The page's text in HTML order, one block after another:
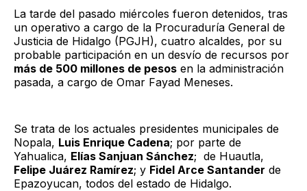
La tarde del pasado miércoles fueron detenidos, tras
un operativo a cargo de la Procuraduría General de
Justicia de Hidalgo (PGJH), cuatro alcaldes, por su
probable participación en un desvío de recursos por
más de 500 millones de pesos en la administración
pasada, a cargo de Omar Fayad Meneses.
Se trata de los actuales presidentes municipales de
Nopala, Luis Enrique Cadena; por parte de
Yahualica, Elías Sanjuan Sánchez; de Huautla,
Felipe Juárez Ramírez; y Fidel Arce Santander de
Epazoyucan, todos del estado de Hidalgo.